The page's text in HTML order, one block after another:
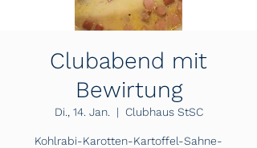
Clubabend mit
Bewirtung
Di., 14. Jan.
  |
Clubhaus StSC
Kohlrabi-Karotten-Kartoffel-Sahne-